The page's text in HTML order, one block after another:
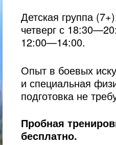
Детская группа
четвергс
12:00—14:00.
Опыт в боевых
и специальная
подготовка не
Пробная
бесплатно.